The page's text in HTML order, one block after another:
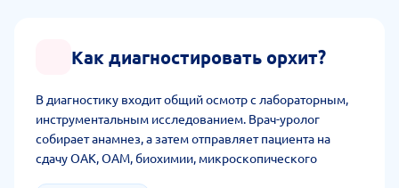
Как диагностировать орхит?
В диагностику входит общий осмотр с лабораторным,
инструментальным исследованием. Врач-уролог
собирает анамнез, а затем отправляет пациента на
сдачу ОАК, ОАМ, биохимии, микроскопического